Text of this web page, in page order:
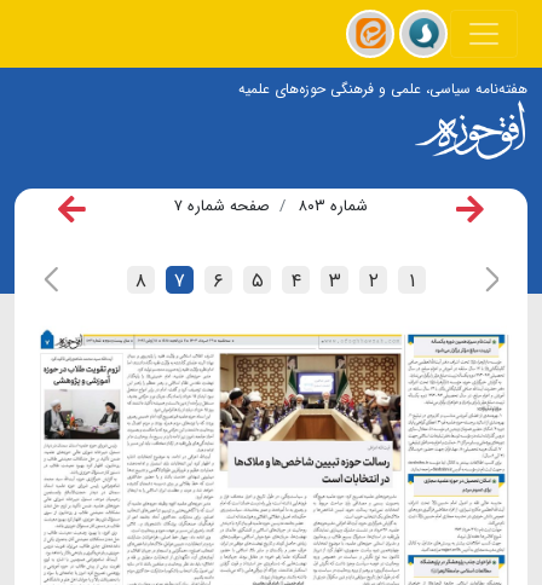
هفته‌نامه سیاسی، علمی و فرهنگی حوزه‌های علمیه
شماره ۸۰۳ صفحه شماره ۷
۱ ۲ ۳ ۴ ۵ ۶ ۷ ۸